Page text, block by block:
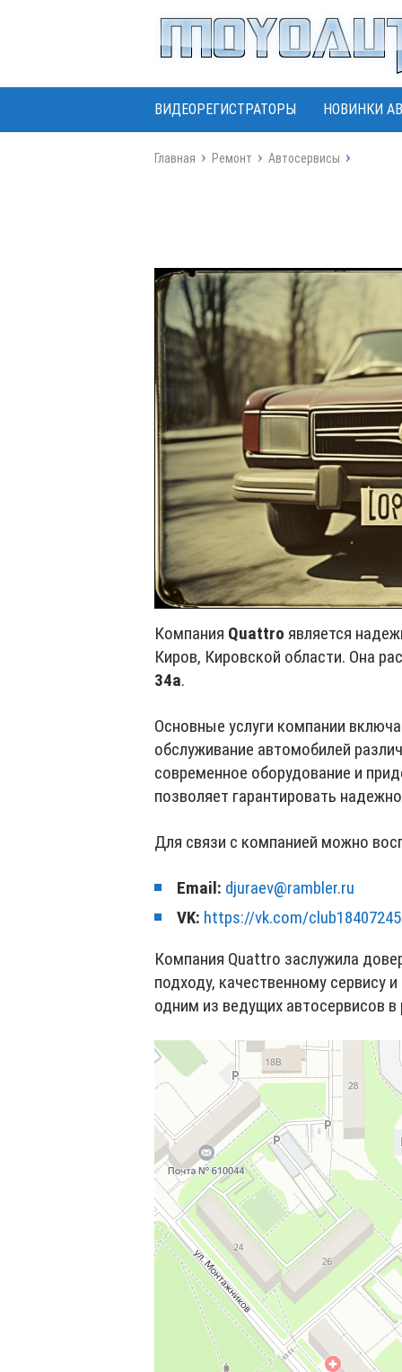
ВИДЕОРЕГИСТРАТОРЫ НОВИНКИ
Главная Ремонт Автосервисы
Компания Quattro является
Киров, Кировской области. Она
34а.
Основные услуги компании
обслуживание автомобилей
современное оборудование и
позволяет гарантировать
Для связи с компанией можно
Email: djuraev@rambler.ru
VK: https://vk.com/
Компания Quattro заслужила
подходу, качественному сервису
одним из ведущих автосервисов в